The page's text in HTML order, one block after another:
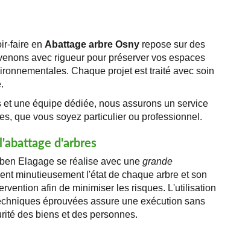
faire en Abattage arbre Osny repose sur des
avec rigueur pour préserver vos espaces
Chaque projet est traité avec soin
une équipe dédiée, nous assurons un service
que vous soyez particulier ou professionnel.
d'arbres
Elagage se réalise avec unegrande
minutieusement l'état de chaque arbre et son
afin de minimiser les risques. L'utilisation
éprouvées assure une exécution sans
des biens et des personnes.